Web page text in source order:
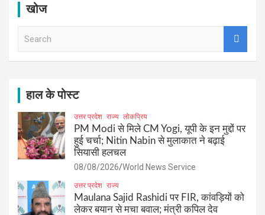
खोज
हाल के पोस्ट
उत्तर प्रदेश राज्य लोकप्रिय
PM Modi से मिले CM Yogi, यूपी के इन मुद्दों पर
हुई चर्चा; Nitin Nabin से मुलाकात ने बढ़ाई
सियासी हलचल
08/08/2026 World News Service
उत्तर प्रदेश राज्य
Maulana Sajid Rashidi पर FIR, कांवड़ियों को
लेकर बयान से मचा बवाल; मंत्री कपिल देव